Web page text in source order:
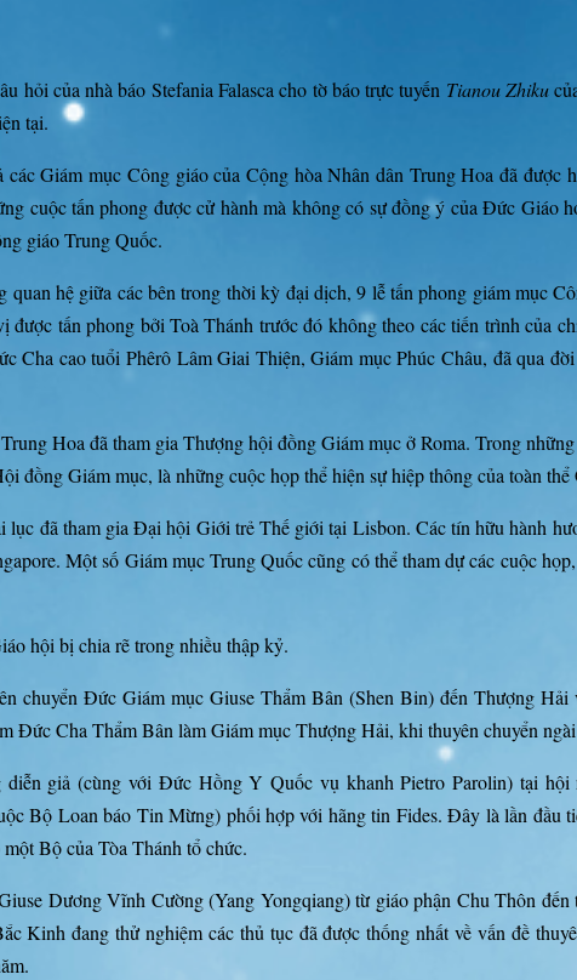
của nhà báo Stefania Falasca cho tờ báo trực tuyến Tianou Zhiku
tại.
Giám mục Công giáo của Cộng hòa Nhân dân Trung Hoa đã
cuộc tấn phong được cử hành mà không có sự đồng ý của Đức Giáo
giáo Trung Quốc.
hệ giữa các bên trong thời kỳ đại dịch, 9 lễ tấn phong giám mục
tấn phong bởi Toà Thánh trước đó không theo các tiến trình của
cao tuổi Phêrô Lâm Giai Thiện, Giám mục Phúc Châu, đã qua
Hoa đã tham gia Thượng hội đồng Giám mục ở Roma. Trong
Giám mục, là những cuộc họp thể hiện sự hiệp thông của toàn
đã tham gia Đại hội Giới trẻ Thế giới tại Lisbon. Các tín hữu hành
Một số Giám mục Trung Quốc cũng có thể tham dự các cuộc
hội bị chia rẽ trong nhiều thập kỷ.
chuyển Đức Giám mục Giuse Thẩm Bân (Shen Bin) đến Thượng Hải
Đức Cha Thẩm Bân làm Giám mục Thượng Hải, khi thuyên chuyển
giả (cùng với Đức Hồng Y Quốc vụ khanh Pietro Parolin) tại
Bộ Loan báo Tin Mừng) phối hợp với hãng tin Fides. Đây là lần đầu
Bộ của Tòa Thánh tổ chức.
Dương Vĩnh Cường (Yang Yongqiang) từ giáo phận Chu Thôn
Kinh đang thử nghiệm các thủ tục đã được thống nhất về vấn đề